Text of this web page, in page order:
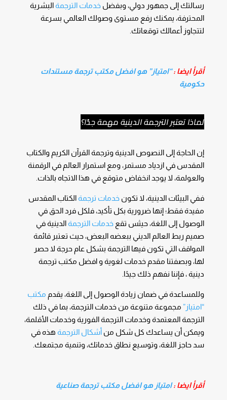
رسالتك إلى جمهور دولي، وبفضل خدمات الترجمةالبشرية
المحترفة، يمكنك رفع مستوى وصولك العالمي بسرعة
لتتجاوز أعمالك توقعاتك.
أقرأ ايضا :“امتياز” هو افضل مكتب ترجمة مستندات
حكومية
لماذا تعتبر الترجمة الدينية مهمة جدًا؟
إن الحاجة إلى النصوص الدينية وترجمة القرآن الكريم والكتاب
المقدس في ازدياد مستمر، ومع استمرار العالم في الرقمنة
والعولمة، لا يوجد انخفاض متوقع في هذا الاتجاه بالذات.
ففي البيئات الدينية، لا تكون خدمات ترجمةالكتاب المقدس
مفيدة فقط؛ إنها ضرورية بكل تأكيد، فلكل فرد الحق في
الوصول إلى اللغة، حيثس تقع خدمات الترجمةالدينية في
صميم ربط العالم الديني ببعضه البعض، حيث تعتبر قائمة
المواقف التي تكون فيها الترجمة بشكل عام حرجة لا حصر
لها، وبصفتنا مقدم خدمات لغوية و افضل مكتب ترجمة
دينية ، فإننا نفهم ذلك جيدًا.
وللمساعدة في ضمان زيادة الوصول إلى اللغة، يقدم مكتب
“امتياز” مجموعة متنوعة من خدمات الترجمة، بما في ذلك
الترجمة المعتمدة وخدمات الترجمة الفورية وخدمات الأقلمة،
ويمكن أن يساعدك كل شكل من أشكال الترجمةهذه في
سد حاجز اللغة، وتوسيع نطاق خدماتك، وتنمية مجتمعك.
أقرأ ايضا :امتياز هو افضل مكتب ترجمة صناعية